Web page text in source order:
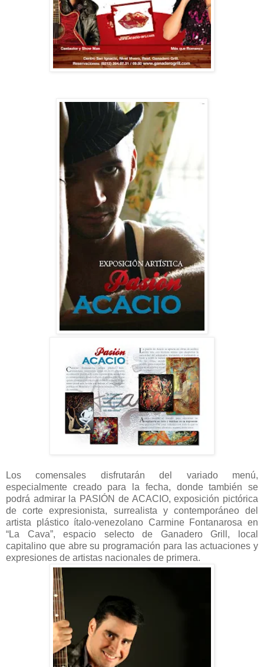
Los comensales disfrutarán del variado menú,
especialmente creado para la fecha, donde también se
podrá admirar la PASIÓN de ACACIO, exposición pictórica
de corte expresionista, surrealista y contemporáneo del
artista plástico ítalo-venezolano Carmine Fontanarosa en
“La Cava”, espacio selecto de Ganadero Grill, local
capitalino que abre su programación para las actuaciones y
expresiones de artistas nacionales de primera.